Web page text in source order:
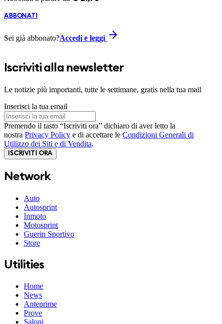
ABBONATI
Sei già abbonato?Accedi e leggi
Iscriviti alla newsletter
Le notizie più importanti, tutte le settimane, gratis nella tua mail
Inserisci la tua email
Premendo il tasto “Iscriviti ora” dichiaro di aver letto la
nostra Privacy Policy e di accettare le Condizioni Generali di
Utilizzo dei Siti e di Vendita.
ISCRIVITI ORA
Network
Auto
Autosprint
Inmoto
Motosprint
Guerin Sportivo
Store
Utilities
Home
News
Anteprime
Prove
Saloni